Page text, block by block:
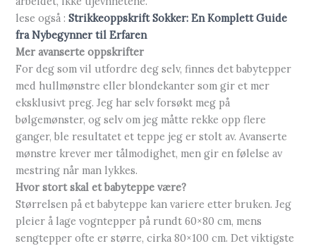
lese også : Strikkeoppskrift Sokker: En Komplett Guide
fra Nybegynner til Erfaren
Mer avanserte oppskrifter
For deg som vil utfordre deg selv, finnes det babytepper
med hullmønstre eller blondekanter som gir et mer
eksklusivt preg. Jeg har selv forsøkt meg på
bølgemønster, og selv om jeg måtte rekke opp flere
ganger, ble resultatet et teppe jeg er stolt av. Avanserte
mønstre krever mer tålmodighet, men gir en følelse av
mestring når man lykkes.
Hvor stort skal et babyteppe være?
Størrelsen på et babyteppe kan variere etter bruken. Jeg
pleier å lage vogntepper på rundt 60×80 cm, mens
sengtepper ofte er større, cirka 80×100 cm. Det viktigste